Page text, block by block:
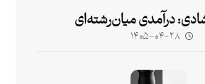
درآمدی میان‌رشته‌ای
۱۴۰۵-۰۴-۲۸